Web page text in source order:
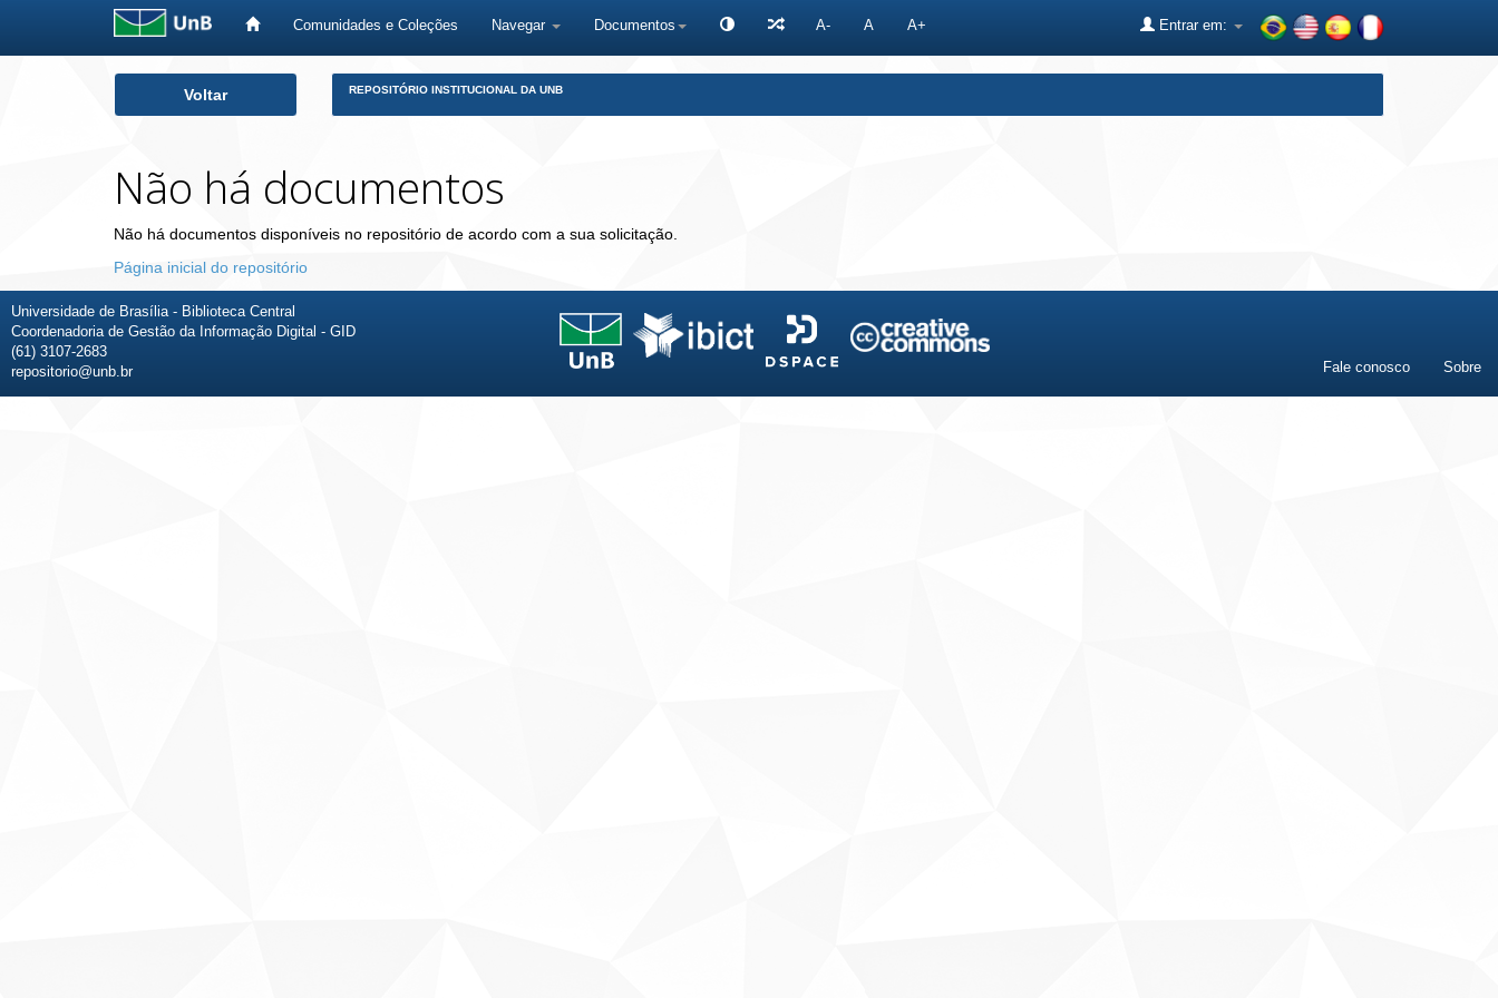
Comunidades e Coleções Navegar Documentos A- A A+ Entrar em:
Voltar REPOSITÓRIO INSTITUCIONAL DA UNB
Não há documentos
Não há documentos disponíveis no repositório de acordo com a sua solicitação.
Página inicial do repositório
Universidade de Brasília - Biblioteca Central
Coordenadoria de Gestão da Informação Digital - GID
(61) 3107-2683
repositorio@unb.br
Fale conosco Sobre